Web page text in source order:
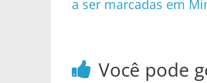
a ser marcadas em
Você pode